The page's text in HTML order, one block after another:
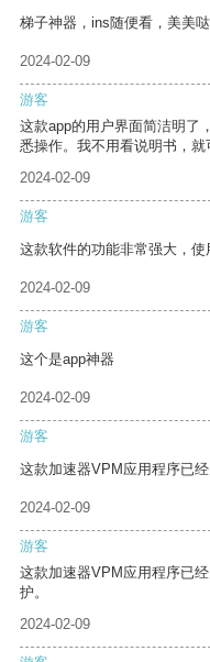
梯子神器，ins随便看，美美哒
2024-02-09
游客
这款app的用户界面简洁明了
悉操作。我不用看说明书，就
2024-02-09
游客
这款软件的功能非常强大，使
2024-02-09
游客
这个是app神器
2024-02-09
游客
这款加速器VPM应用程序已
2024-02-09
游客
这款加速器VPM应用程序已
护。
2024-02-09